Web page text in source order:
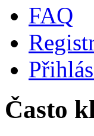
FAQ
Často